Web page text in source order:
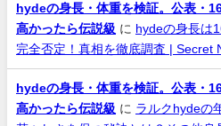
hydeの身長・体重を検証。公表・
高かったら伝説級 に hydeの身長は
完全否定！真相を徹底調査 | Secret
hydeの身長・体重を検証。公表・
高かったら伝説級 に ラルクhydeの